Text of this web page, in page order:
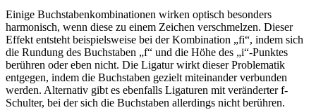
Einige Buchstabenkombinationen wirken optisch besonders
harmonisch, wenn diese zu einem Zeichen verschmelzen. Dieser
Effekt entsteht beispielsweise bei der Kombination „fi“, indem sich
die Rundung des Buchstaben „f“ und die Höhe des „i“-Punktes
berühren oder eben nicht. Die Ligatur wirkt dieser Problematik
entgegen, indem die Buchstaben gezielt miteinander verbunden
werden. Alternativ gibt es ebenfalls Ligaturen mit veränderter f-
Schulter, bei der sich die Buchstaben allerdings nicht berühren.